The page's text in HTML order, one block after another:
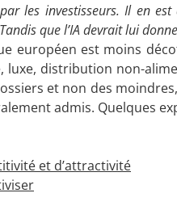
les investisseurs. Il en
que l’IA devrait lui
européen est moins
luxe, distribution non-
et non des
admis. Quelques
et d’attractivité